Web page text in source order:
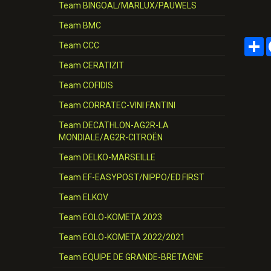
Team BINGOAL/MARLUX/PAUWELS
Team BMC
Team CCC
Team CERATIZIT
Team COFIDIS
Team CORRATEC-VINI FANTINI
Team DECATHLON-AG2R-LA
MONDIALE/AG2R-CITROËN
Team DELKO-MARSEILLE
Team EF-EASYPOST/NIPPO/ED.FIRST
Team ELKOV
Team EOLO-KOMETA 2023
Team EOLO-KOMETA 2022/2021
Team EQUIPE DE GRANDE-BRETAGNE